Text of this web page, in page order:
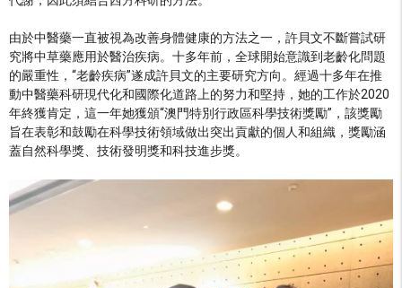
由於中醫藥一直被視為改善身體健康的方法之一，許貝文不斷嘗試研
究將中草藥應用於醫治疾病。十多年前，全球開始意識到老齡化問題
的嚴重性，“老齡疾病”遂成許貝文的主要研究方向。經過十多年在推
動中醫藥科研現代化和國際化道路上的努力和堅持，她的工作於2020
年終獲肯定，這一年她獲頒“澳門特別行政區科學技術獎勵”，該獎勵
旨在表彰和鼓勵在科學技術領域做出突出貢獻的個人和組織，獎勵涵
蓋自然科學獎、技術發明獎和科技進步獎。